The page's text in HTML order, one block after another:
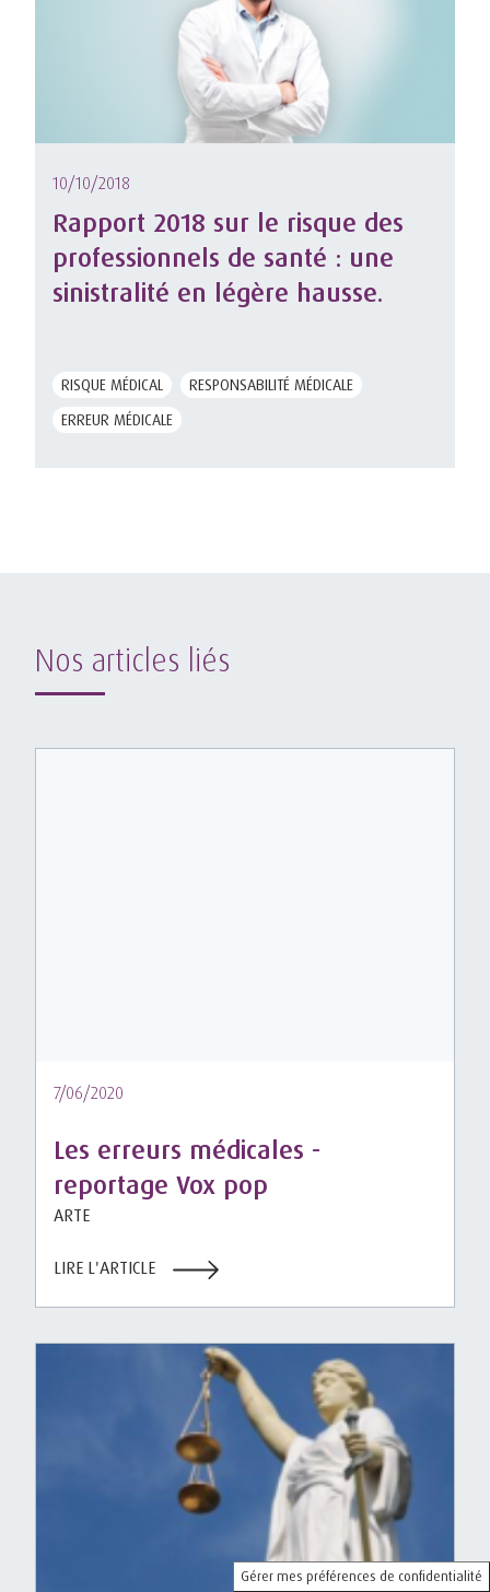
10/10/2018
Rapport 2018 sur le risque des
professionnels de santé : une
sinistralité en légère hausse.
RISQUE MÉDICAL
RESPONSABILITÉ MÉDICALE
ERREUR MÉDICALE
Nos articles liés
7/06/2020
Les erreurs médicales -
reportage Vox pop
ARTE
LIRE L'ARTICLE
Gérer mes préférences de confidentialité